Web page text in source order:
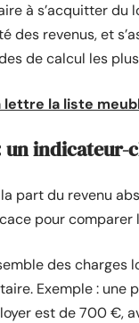
à s’acquitter
des revenus, et
de calcul les
lettre la liste
indicateur-
part du revenu
pour comparer
des
Exemple :
est de 700 €,